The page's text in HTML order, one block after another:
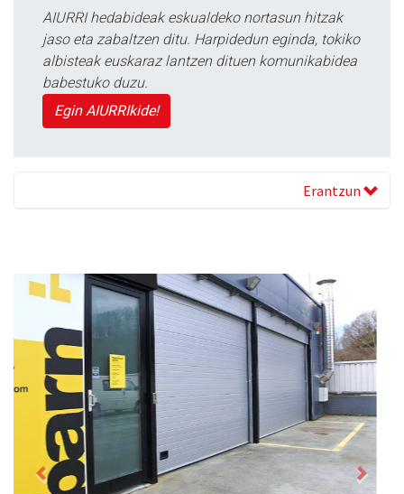
AIURRI hedabideak eskualdeko nortasun hitzak
jaso eta zabaltzen ditu. Harpidedun eginda, tokiko
albisteak euskaraz lantzen dituen komunikabidea
babestuko duzu.
Egin AIURRIkide!
Erantzun
Previous Next